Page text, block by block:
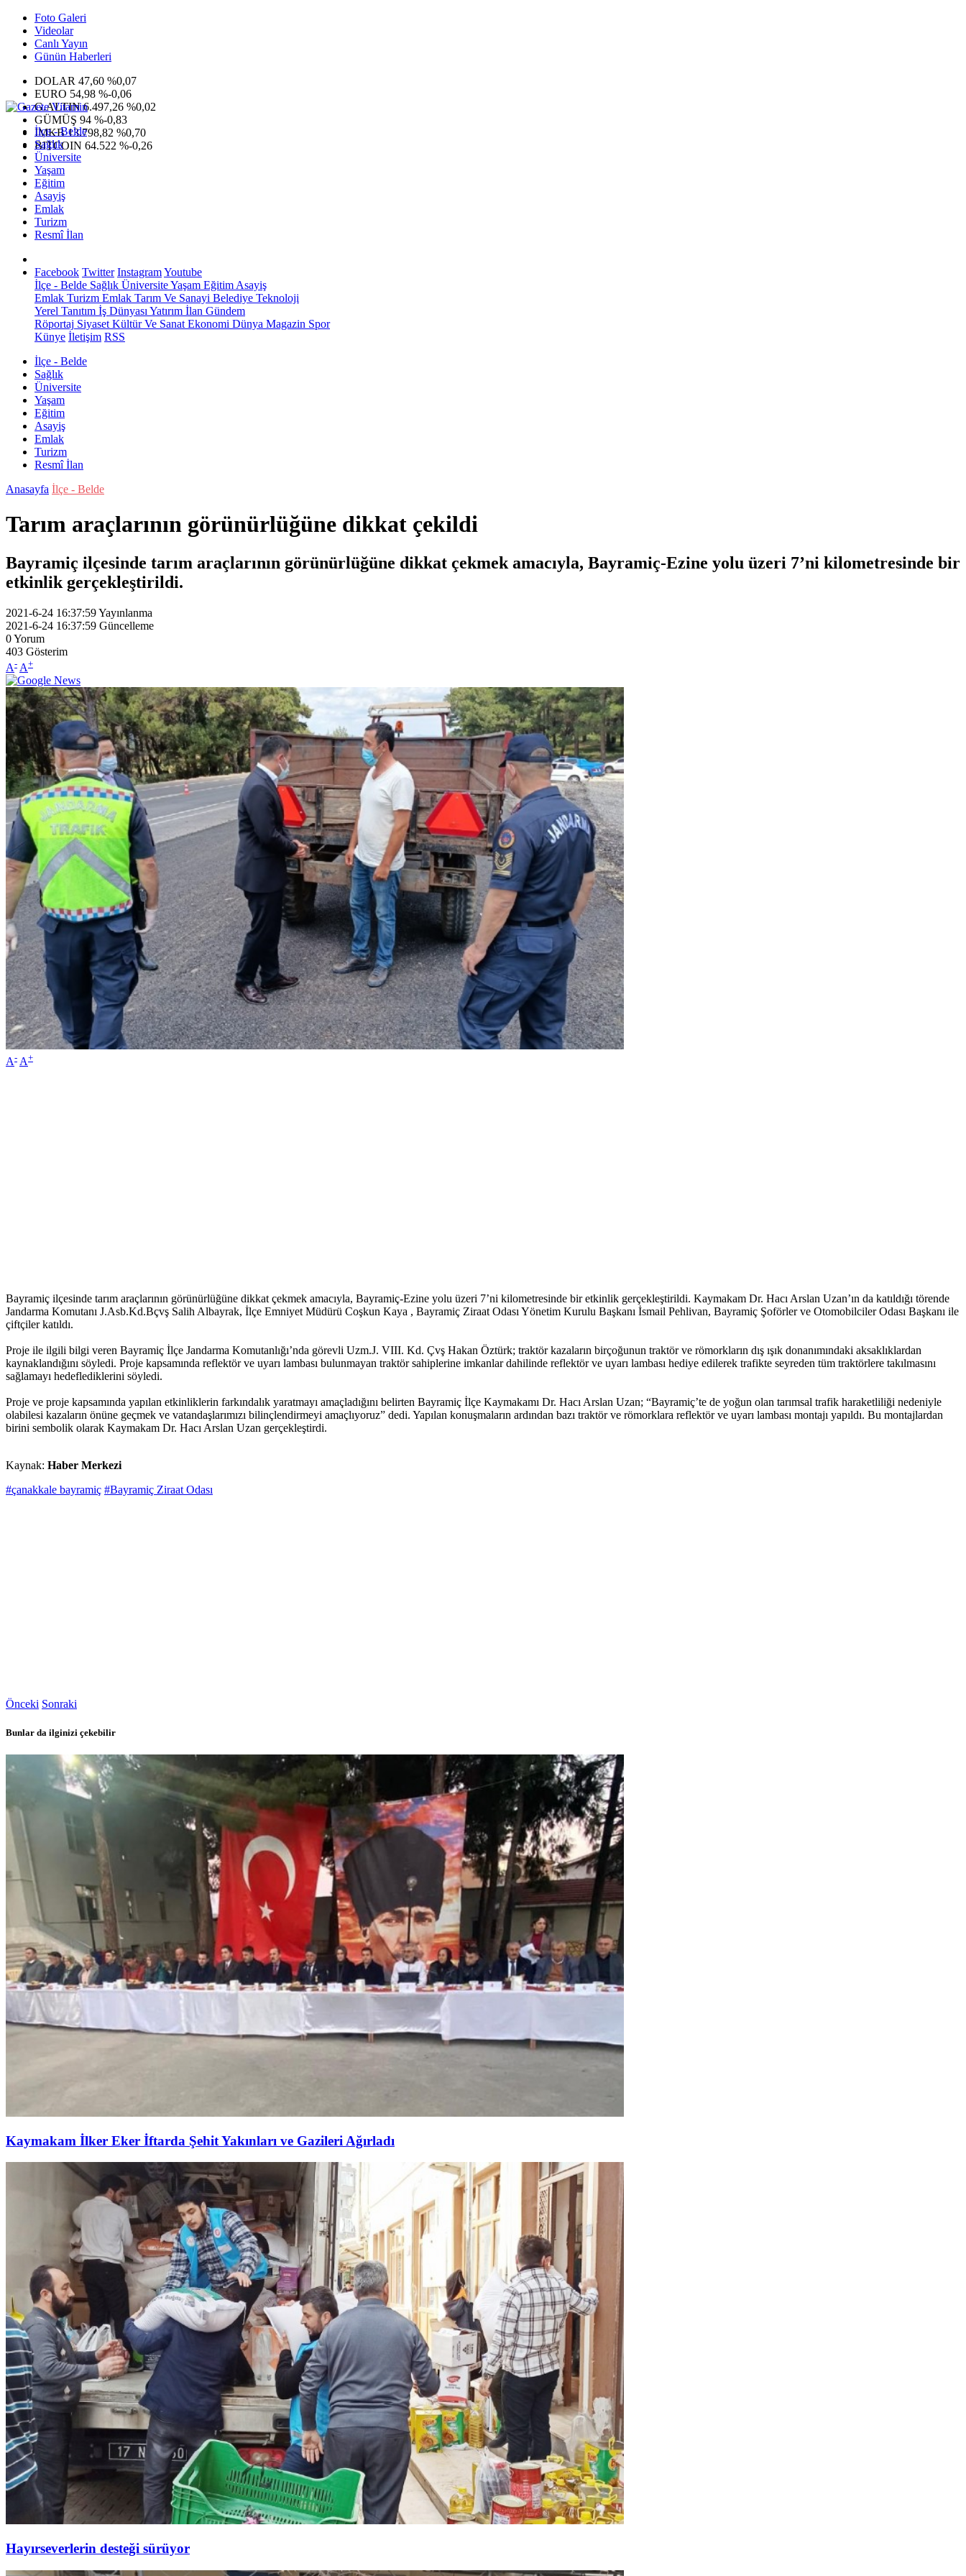
Foto Galeri
Videolar
Canlı Yayın
Günün Haberleri
DOLAR 47,60 %0,07
EURO 54,98 %-0,06
G.ALTIN6.497,26 %0,02
GÜMÜŞ 94 %-0,83
IMKB13.798,82 %0,70
BITCOIN 64.522 %-0,26
İlçe - Belde
Sağlık
Üniversite
Yaşam
Eğitim
Asayiş
Emlak
Turizm
Resmî İlan
Facebook Twitter InstagramYoutube
İlçe - Belde Sağlık ÜniversiteYaşam Eğitim Asayiş
Emlak Turizm Emlak Tarım Ve Sanayi Belediye Teknoloji
Yerel Tanıtım İş Dünyası Yatırım İlan Gündem
Röportaj Siyaset Kültür Ve Sanat Ekonomi Dünya Magazin Spor
Künye İletişim RSS
İlçe - Belde
Sağlık
Üniversite
Yaşam
Eğitim
Asayiş
Emlak
Turizm
Resmî İlan
Anasayfa İlçe - Belde
Tarım araçlarının görünürlüğüne dikkat çekildi
Bayramiç ilçesinde tarım araçlarının görünürlüğüne dikkat çekmek amacıyla, Bayramiç-Ezine yolu üzeri 7’ni kilometresinde bir
etkinlik gerçekleştirildi.
2021-6-24 16:37:59Yayınlanma
2021-6-24 16:37:59 Güncelleme
0Yorum
403 Gösterim
A- A+
A- A+
Bayramiç ilçesinde tarım araçlarının görünürlüğüne dikkat çekmek amacıyla, Bayramiç-Ezine yolu üzeri 7’ni kilometresinde bir etkinlik gerçekleştirildi. Kaymakam Dr. Hacı Arslan Uzan’ın da katıldığı törende
Jandarma Komutanı J.Asb.Kd.Bçvş Salih Albayrak, İlçe Emniyet Müdürü Coşkun Kaya , Bayramiç Ziraat Odası Yönetim Kurulu Başkanı İsmail Pehlivan, Bayramiç Şoförler ve Otomobilciler Odası Başkanı ile
çiftçiler katıldı.
Proje ile ilgili bilgi veren Bayramiç İlçe Jandarma Komutanlığı’nda görevli Uzm.J. VIII. Kd. Çvş Hakan Öztürk; traktör kazaların birçoğunun traktör ve römorkların dış ışık donanımındaki aksaklıklardan
kaynaklandığını söyledi. Proje kapsamında reflektör ve uyarı lambası bulunmayan traktör sahiplerine imkanlar dahilinde reflektör ve uyarı lambası hediye edilerek trafikte seyreden tüm traktörlere takılmasını
sağlamayı hedeflediklerini söyledi.
Proje ve proje kapsamında yapılan etkinliklerin farkındalık yaratmayı amaçladığını belirten Bayramiç İlçe Kaymakamı Dr. Hacı Arslan Uzan; “Bayramiç’te de yoğun olan tarımsal trafik haraketliliği nedeniyle
olabilesi kazaların önüne geçmek ve vatandaşlarımızı bilinçlendirmeyi amaçlıyoruz” dedi. Yapılan konuşmaların ardından bazı traktör ve römorklara reflektör ve uyarı lambası montajı yapıldı. Bu montajlardan
birini sembolik olarak Kaymakam Dr. Hacı Arslan Uzan gerçekleştirdi.
Kaynak: Haber Merkezi
#çanakkale bayramiç #Bayramiç Ziraat Odası
Önceki Sonraki
Bunlar da ilginizi çekebilir
Kaymakam İlker Eker İftarda Şehit Yakınları ve Gazileri Ağırladı
Hayırseverlerin desteği sürüyor